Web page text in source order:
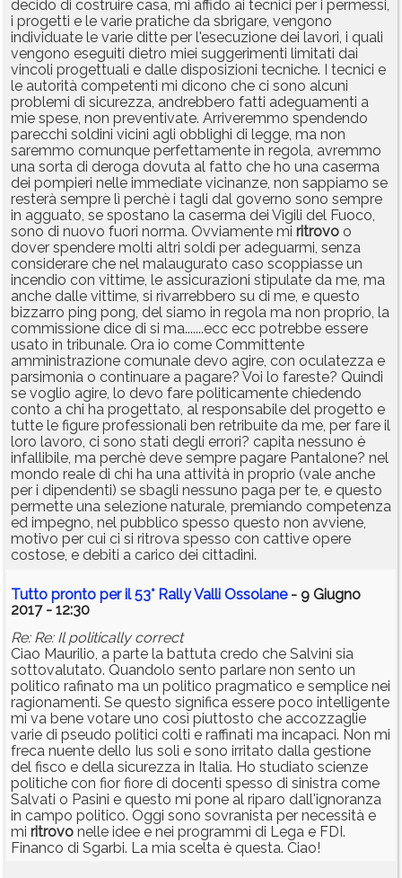
decido di costruire casa, mi affido ai tecnici per i permessi,
i progetti e le varie pratiche da sbrigare, vengono
individuate le varie ditte per l'esecuzione dei lavori, i quali
vengono eseguiti dietro miei suggerimenti limitati dai
vincoli progettuali e dalle disposizioni tecniche. I tecnici e
le autorità competenti mi dicono che ci sono alcuni
problemi di sicurezza, andrebbero fatti adeguamenti a
mie spese, non preventivate. Arriveremmo spendendo
parecchi soldini vicini agli obblighi di legge, ma non
saremmo comunque perfettamente in regola, avremmo
una sorta di deroga dovuta al fatto che ho una caserma
dei pompieri nelle immediate vicinanze, non sappiamo se
resterà sempre lì perchè i tagli dal governo sono sempre
in agguato, se spostano la caserma dei Vigili del Fuoco,
sono di nuovo fuori norma. Ovviamente mi ritrovo o
dover spendere molti altri soldi per adeguarmi, senza
considerare che nel malaugurato caso scoppiasse un
incendio con vittime, le assicurazioni stipulate da me, ma
anche dalle vittime, si rivarrebbero su di me, e questo
bizzarro ping pong, del siamo in regola ma non proprio, la
commissione dice di si ma.......ecc ecc potrebbe essere
usato in tribunale. Ora io come Committente
amministrazione comunale devo agire, con oculatezza e
parsimonia o continuare a pagare? Voi lo fareste? Quindi
se voglio agire, lo devo fare politicamente chiedendo
conto a chi ha progettato, al responsabile del progetto e
tutte le figure professionali ben retribuite da me, per fare il
loro lavoro, ci sono stati degli errori? capita nessuno è
infallibile, ma perchè deve sempre pagare Pantalone? nel
mondo reale di chi ha una attività in proprio (vale anche
per i dipendenti) se sbagli nessuno paga per te, e questo
permette una selezione naturale, premiando competenza
ed impegno, nel pubblico spesso questo non avviene,
motivo per cui ci si ritrova spesso con cattive opere
costose, e debiti a carico dei cittadini.
Tutto pronto per il 53° Rally Valli Ossolane- 9 Giugno
2017 - 12:30
Re: Re: Il politically correct
Ciao Maurilio, a parte la battuta credo che Salvini sia
sottovalutato. Quandolo sento parlare non sento un
politico rafinato ma un politico pragmatico e semplice nei
ragionamenti. Se questo significa essere poco intelligente
mi va bene votare uno così piuttosto che accozzaglie
varie di pseudo politici colti e raffinati ma incapaci. Non mi
freca nuente dello Ius soli e sono irritato dalla gestione
del fisco e della sicurezza in Italia. Ho studiato scienze
politiche con fior fiore di docenti spesso di sinistra come
Salvati o Pasini e questo mi pone al riparo dall'ignoranza
in campo politico. Oggi sono sovranista per necessità e
mi ritrovo nelle idee e nei programmi di Lega e FDI.
Financo di Sgarbi. La mia scelta è questa. Ciao!